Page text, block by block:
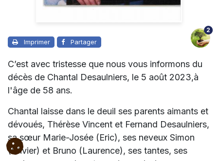
Imprimer Partager
2
C’est avec tristesse que nous vous informons du
décès de Chantal Desaulniers, le 5 août 2023,à
l'âge de 58 ans.
Chantal laisse dans le deuil ses parents aimants et
dévoués, Thérèse Vincent et Fernand Desaulniers,
sa sœur Marie-Josée (Eric), ses neveux Simon
(Olivier) et Bruno (Laurence), ses tantes, ses